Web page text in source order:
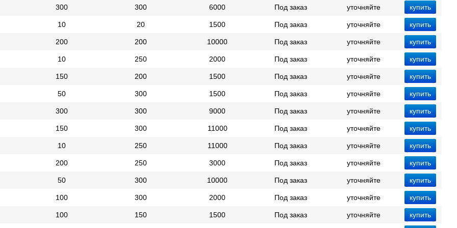
300 300 6000 Под заказ уточняйте
10 20 1500 Под заказ уточняйте
200 200 10000 Под заказ уточняйте
10 250 2000 Под заказ уточняйте
150 200 1500 Под заказ уточняйте
50 300 1500 Под заказ уточняйте
300 300 9000 Под заказ уточняйте
150 300 11000 Под заказ уточняйте
10 250 11000 Под заказ уточняйте
200 250 3000 Под заказ уточняйте
50 300 10000 Под заказ уточняйте
100 300 2000 Под заказ уточняйте
100 150 1500 Под заказ уточняйте